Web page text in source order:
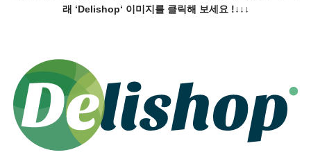
래 ‘Delishop‘ 이미지를 클릭해 보세요 !↓↓↓